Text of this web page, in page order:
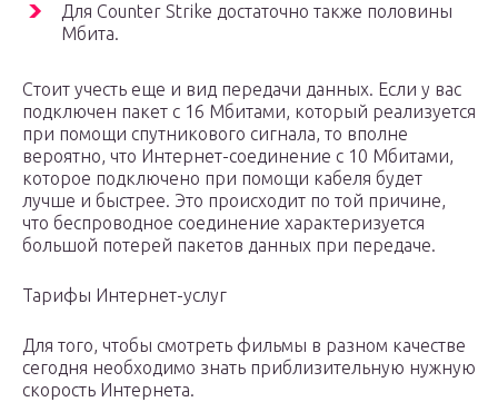
Для Counter Strike достаточно также половины
Мбита.
Стоит учесть еще и вид передачи данных. Если у вас
подключен пакет с 16 Мбитами, который реализуется
при помощи спутникового сигнала, то вполне
вероятно, что Интернет-соединение с 10 Мбитами,
которое подключено при помощи кабеля будет
лучше и быстрее. Это происходит по той причине,
что беспроводное соединение характеризуется
большой потерей пакетов данных при передаче.
Тарифы Интернет-услуг
Для того, чтобы смотреть фильмы в разном качестве
сегодня необходимо знать приблизительную нужную
скорость Интернета.